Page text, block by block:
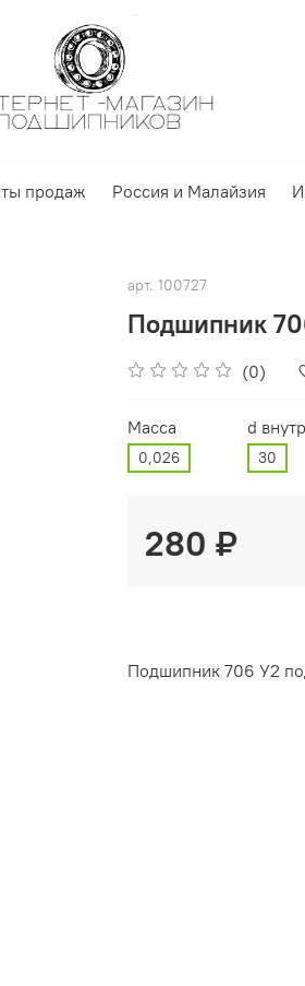
продаж Россия и Малайзия
арт. 100727
Подшипник
(0)
Масса
0,026
d
30
280 ₽
Подшипник 706 У2